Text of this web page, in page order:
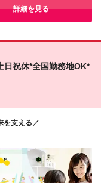
たが興味のある分野があれば
詳細を見る
⽇祝休*全国勤務地OK*
を支える／